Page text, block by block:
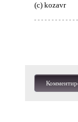
(с) kozavr